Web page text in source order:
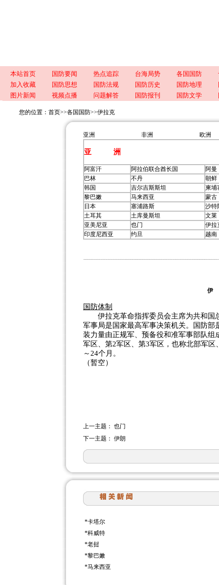
本站首页 国防要闻 热点追踪 台海局势 各国国防
加入收藏
国防思想 国防法规 国防历史 国防地理
图片新闻
视频点播 问题解答 国防报刊 国防文学
您的位置： 首页>>各国国防>>伊拉克
亚洲 非洲 欧洲
亚 洲
阿富汗 阿拉伯联合酋长国
阿曼
巴林
不丹
朝鲜
韩国
吉尔吉斯斯坦
柬埔
黎巴嫩
马来西亚
蒙古
日本
塞浦路斯
沙特
土耳其
土库曼斯坦
文莱
亚美尼亚
也门
伊拉
印度尼西亚
约旦 越南
伊
国防体制
伊拉克革命指挥委员会主席为共和国
军事局是国家最高军事决策机关。国防
装力量由正规军、预备役和准军事部队
军区、第2军区、第3军区，也称北部军
～24个月。
（暂空）
上一主题： 也门
下一主题： 伊朗
*卡塔尔
*科威特
*老挝
*黎巴嫩
*马来西亚